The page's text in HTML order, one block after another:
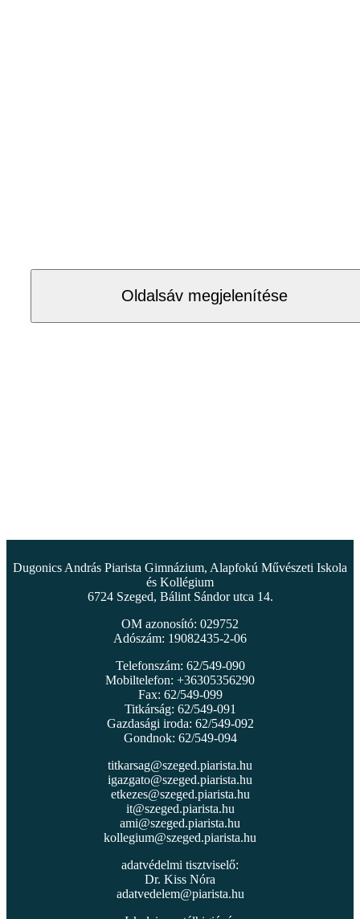
Oldalsáv megjelenítése
Dugonics András Piarista Gimnázium, Alapfokú Művészeti Iskola
és Kollégium
6724 Szeged, Bálint Sándor utca 14.
OM azonosító: 029752
Adószám: 19082435-2-06
Telefonszám: 62/549-090
Mobiltelefon: +36305356290
Fax: 62/549-099
Titkárság: 62/549-091
Gazdasági iroda: 62/549-092
Gondnok: 62/549-094
titkarsag@szeged.piarista.hu
igazgato@szeged.piarista.hu
etkezes@szeged.piarista.hu
it@szeged.piarista.hu
ami@szeged.piarista.hu
kollegium@szeged.piarista.hu
adatvédelmi tisztviselő:
Dr. Kiss Nóra
adatvedelem@piarista.hu